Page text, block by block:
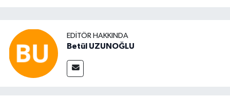
EDITÖR HAKKINDA
Betül UZUNOĞLU